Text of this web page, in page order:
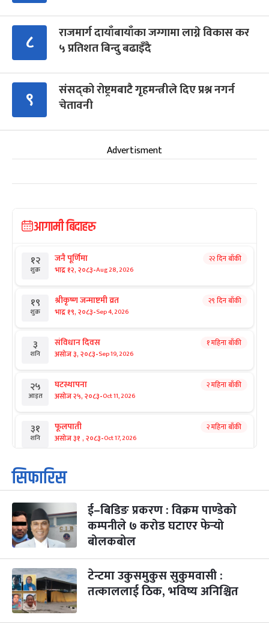
८
राजमार्ग दायाँबायाँका जग्गामा लाग्ने विकास कर
५ प्रतिशत बिन्दु बढाइँदै
९
संसद्को रोष्ट्रमबाटै गृहमन्त्रीले दिए प्रश्न नगर्न
चेतावनी
Advertisment
आगामी बिदाहरु
१२
शुक्र
जनै पूर्णिमा
भाद्र १२, २०८३-Aug 28, 2026
२२ दिन बाँकी
१९
शुक्र
श्रीकृष्ण जन्माष्टमी व्रत
भाद्र १९, २०८३-Sep 4, 2026
२९ दिन बाँकी
३
शनि
संविधान दिवस
असोज ३, २०८३-Sep 19, 2026
१ महिना बाँकी
२५
आइत
घटस्थापना
असोज २५, २०८३-Oct 11, 2026
२ महिना बाँकी
३१
शनि
फूलपाती
असोज ३१ , २०८३-Oct 17, 2026
२ महिना बाँकी
१
आइत
कार्तिक सङ्क्रान्ति
कार्तिक १, २०८३
३
मंगल
महानवमी
कार्तिक ३, २०८३-Oct 20, 2026
२ महिना बाँकी
४
५
बिहि
पापा‌ङ्कुशा एकादशी व्रत
कार्तिक ५, २०८३
२ महिना बाँकी
सिफारिस
ई–बिडिङ प्रकरण : विक्रम पाण्डेको
कम्पनीले ७ करोड घटाएर फेर्‍यो
बोलकबोल
टेन्टमा उकुसमुकुस सुकुमवासी :
तत्काललाई ठिक, भविष्य अनिश्चित